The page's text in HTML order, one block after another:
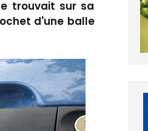
trouvait sur sa
d'une balle